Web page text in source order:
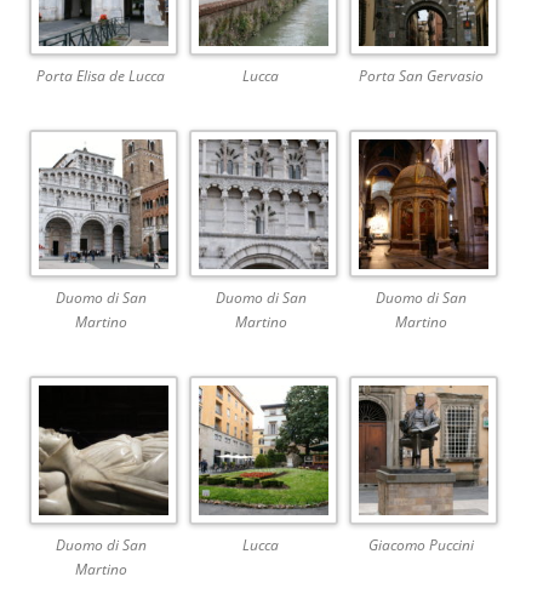
Porta Elisa de Lucca Lucca Porta San Gervasio
Duomo di San
Martino
Duomo di San
Martino
Duomo di San
Martino
Duomo di San
Martino
Lucca Giacomo Puccini